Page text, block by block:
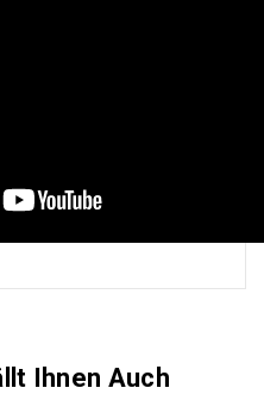
Ihnen Auch